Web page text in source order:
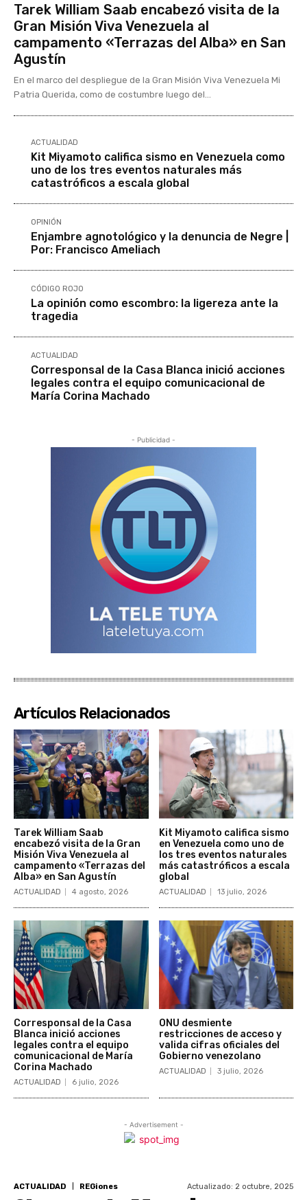
Tarek William Saab encabezó visita de la
Gran Misión Viva Venezuela al
campamento «Terrazas del Alba» en San
Agustín
En el marco del despliegue de la Gran Misión Viva Venezuela Mi
Patria Querida, como de costumbre luego del...
ACTUALIDAD
Kit Miyamoto califica sismo en Venezuela como
uno de los tres eventos naturales más
catastróficos a escala global
OPINIÓN
Enjambre agnotológico y la denuncia de Negre |
Por: Francisco Ameliach
CÓDIGO ROJO
La opinión como escombro: la ligereza ante la
tragedia
ACTUALIDAD
Corresponsal de la Casa Blanca inició acciones
legales contra el equipo comunicacional de
María Corina Machado
- Publicidad -
Artículos Relacionados
Tarek William Saab
encabezó visita de la Gran
Misión Viva Venezuela al
campamento «Terrazas del
Alba» en San Agustín
ACTUALIDAD 4 agosto, 2026
Kit Miyamoto califica sismo
en Venezuela como uno de
los tres eventos naturales
más catastróficos a escala
global
ACTUALIDAD 13 julio, 2026
Corresponsal de la Casa
Blanca inició acciones
legales contra el equipo
comunicacional de María
Corina Machado
ACTUALIDAD 6 julio, 2026
ONU desmiente
restricciones de acceso y
valida cifras oficiales del
Gobierno venezolano
ACTUALIDAD 3 julio, 2026
- Advertisement -